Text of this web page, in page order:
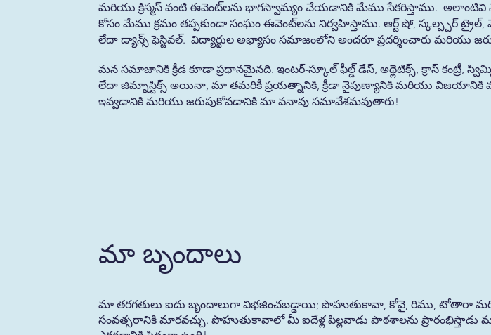
మా బృందాలు
మా తరగతులు ఐదు బృందాలుగా విభజించబడ్డాయి; పొహుతుకావా, కోవై, రిము, టోతారా
సంవత్సరానికి మారవచ్చు. పొహుతుకావాలో మీ ఐదేళ్ల పిల్లవాడు పాఠశాలను ప్రారంభిస్తాడు
మరియు క్రిస్మస్ వంటి ఈవెంట్‌లను భాగస్వామ్యం చేయడానికి మేము సేకరిస్తాము. అలాంటివి
కోసం మేము క్రమం తప్పకుండా సంఘం ఈవెంట్‌లను నిర్వహిస్తాము. ఆర్ట్ షో, స్కల్ప్చర్
లేదా డ్యాన్స్ ఫెస్టివల్. విద్యార్థుల అభ్యాసం సమాజంలోని అందరూ ప్రదర్శించారు మరియు
మన సమాజానికి క్రీడ కూడా ప్రధానమైనది. ఇంటర్-స్కూల్ ఫీల్డ్ డేస్, అథ్లెటిక్స్, క్రాస్ కంట్రీ,
లేదా జిమ్నాస్టిక్స్ అయినా, మా తమరికీ ప్రయత్నానికి, క్రీడా నైపుణ్యానికి మరియు విజయానికి
ఇవ్వడానికి మరియు జరుపుకోవడానికి మా వనావు సమావేశమవుతారు!